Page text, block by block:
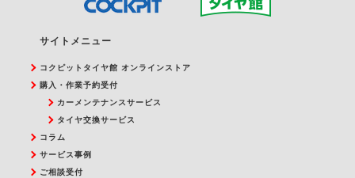
サイトメニュー
コクピットタイヤ館 オンラインストア
購入・作業予約受付
カーメンテナンスサービス
タイヤ交換サービス
コラム
サービス事例
ご相談受付